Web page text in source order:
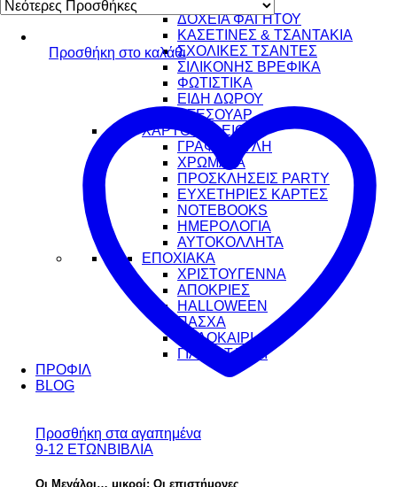
ΔΟΧΕΙΑ ΦΑΓΗΤΟΥ
ΚΑΣΕΤΙΝΕΣ & ΤΣΑΝΤΑΚΙΑ
ΣΧΟΛΙΚΕΣ ΤΣΑΝΤΕΣ
ΣΙΛΙΚΟΝΗΣ ΒΡΕΦΙΚΑ
ΦΩΤΙΣΤΙΚΑ
ΕΙΔΗ ΔΩΡΟΥ
ΑΞΕΣΟΥΑΡ
ΧΑΡΤΟΠΩΛΕΙΟ
ΓΡΑΦΙΚΗ ΥΛΗ
ΧΡΩΜΑΤΑ
ΠΡΟΣΚΛΗΣΕΙΣ PARTY
ΕΥΧΕΤΗΡΙΕΣ ΚΑΡΤΕΣ
NOTEBOOKS
ΗΜΕΡΟΛΟΓΙΑ
ΑΥΤΟΚΟΛΛΗΤΑ
ΕΠΟΧΙΑΚΑ
ΧΡΙΣΤΟΥΓΕΝΝΑ
ΑΠΟΚΡΙΕΣ
HALLOWEEN
ΠΑΣΧΑ
ΚΑΛΟΚΑΙΡΙ
ΓΙΑ ΤΟ ΤΑΞΙΔΙ
ΠΡΟΦΙΛ
BLOG
Προσθήκη στο καλάθι
Προσθήκη στα αγαπημένα
9-12 ΕΤΩΝ ΒΙΒΛΙΑ
Οι Μεγάλοι… μικροί: Οι επιστήμονες